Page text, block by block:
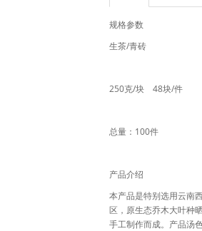
规格参数
生茶/青砖
250克/块 48块/件
总量：100件
产品介绍
本产品是特别选用云南
区，原生态乔木大叶种
手工制作而成。产品汤